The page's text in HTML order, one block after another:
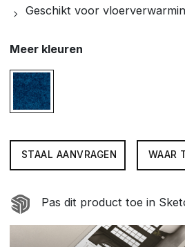
Geschikt voor
Meer kleuren
STAAL AANVRAGEN WAAR
Pas dit product toe in